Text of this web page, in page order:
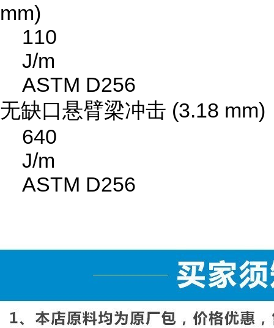
mm)
110
J/m
ASTM D256
无缺口悬臂梁冲击 (3.18 mm)
640
J/m
ASTM D256